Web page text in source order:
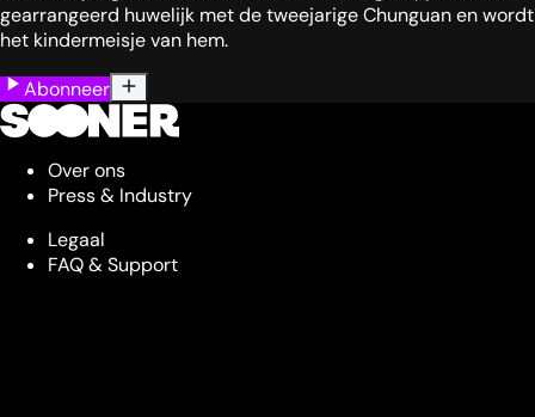
gearrangeerd huwelijk met de tweejarige Chunguan en wordt
het kindermeisje van hem.
Abonneer
Over ons
Press & Industry
Legaal
FAQ & Support